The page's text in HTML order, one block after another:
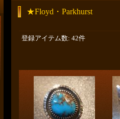
★Floyd・Parkhurst
登録アイテム数: 42件